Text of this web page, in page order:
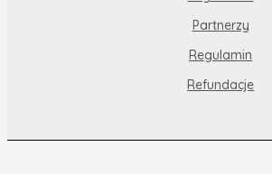
Partnerzy
Regulamin
Refundacje